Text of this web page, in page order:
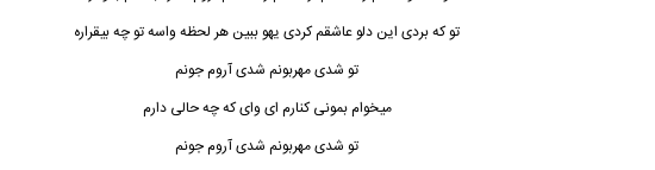
تو که بردی این دلو عاشقم کردی یهو ببین هر لحظه واسه تو چه بیقراره
تو شدی مهربونم شدیآروم جونم
میخوام بمونی کنارم ای وای که چه حالی دارم
تو شدی مهربونم شدی آروم جونم